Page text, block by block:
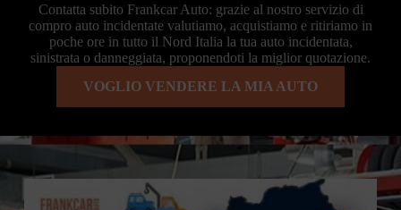
Contatta subito Frankcar Auto: grazie al nostro servizio di
compro auto incidentate valutiamo, acquistiamo e ritiriamo in
poche ore in tutto il Nord Italia la tua auto incidentata,
sinistrata o danneggiata, proponendoti la miglior quotazione.
VOGLIO VENDERE LA MIA AUTO